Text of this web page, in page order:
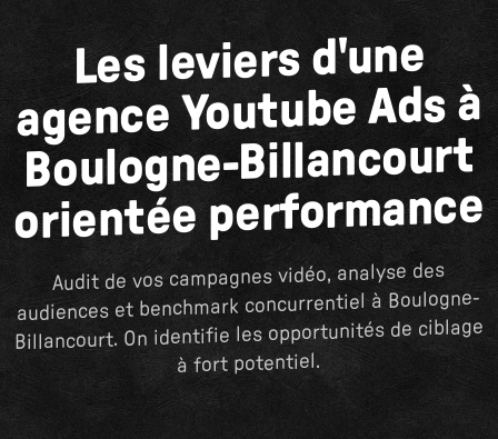
Les leviers d'une
agence Youtube Ads à
Boulogne-Billancourt
orientée performance
Audit de vos campagnes vidéo, analyse des
audiences et benchmark concurrentiel à Boulogne-
Billancourt. On identifie les opportunités de ciblage
à fort potentiel.